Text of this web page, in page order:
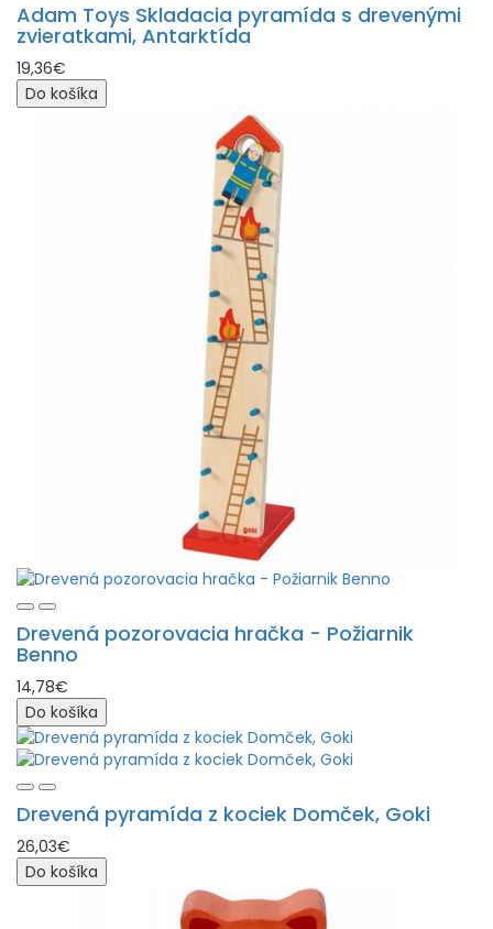
Adam Toys Skladacia pyramída s drevenými
zvieratkami, Antarktída
19,36€
Do košíka
Drevená pozorovacia hračka - Požiarnik
Benno
14,78€
Do košíka
Drevená pyramída z kociek Domček, Goki
26,03€
Do košíka